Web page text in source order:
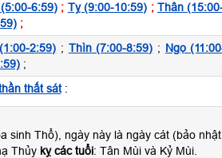
6:59) ; Tỵ (9:00-10:59) ;Thân
;
2:59) ; Thìn (7:00-8:59) ; Ngọ
;
thất sát:
sinh Thổ), ngày này là ngày cát (bảo
Thủy kỵ các tuổi: Tân Mùi và Kỷ Mùi.